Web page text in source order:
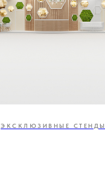
ЭКСКЛЮЗИВНЫЕ СТЕНДЫ